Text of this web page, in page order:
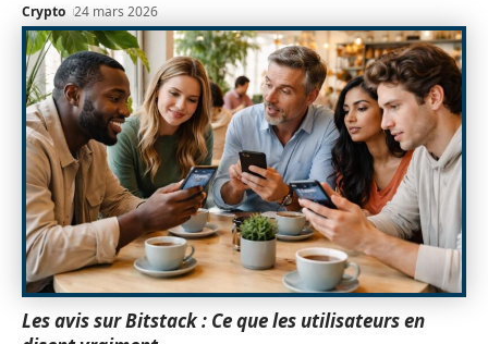
Crypto 24 mars 2026
Les avis sur Bitstack : Ce que les utilisateurs en